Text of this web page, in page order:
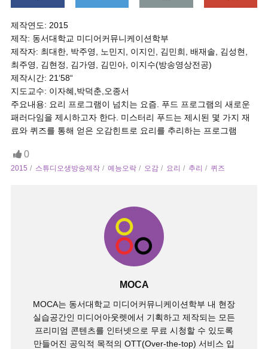
제작연도: 2015
제작: 동서대학교 미디어커뮤니케이션학부
제작자: 최대한, 박주영, 노민지, 이지인, 김민희, 배재솔, 김성현,
최주영, 김현정, 김가영, 김민아, 이지수(방송영상전공)
제작시간: 21‘58“
지도교수: 이자혜,박덕춘,오종서
주요내용: 요리 프로그램이 넘치는 요즘. 푸드 프로그램의 새로운
패러다임을 제시하고자 한다. 미스터리 푸드는 제시된 몇 가지 재
료와 퀴즈를 통해 얻은 오감힌트로 요리를 추리하는 프로그램
0
2015 스튜디오생방송제작 예능오락 오감 요리 추리 퀴즈
MOCA
MOCA는 동서대학교 미디어커뮤니케이션학부 내 현장
실습공간인 미디어아웃렛에서 기획하고 제작되는 모든
프리미엄 콘텐츠를 인터넷으로 무료 시청할 수 있도록
만들어진 공익적 목적의 OTT(Over-the-top) 서비스 입